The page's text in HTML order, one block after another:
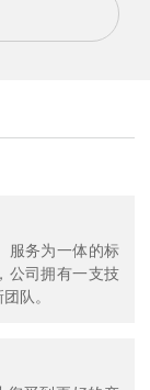
服务为一体的标
公司拥有一支技
队。